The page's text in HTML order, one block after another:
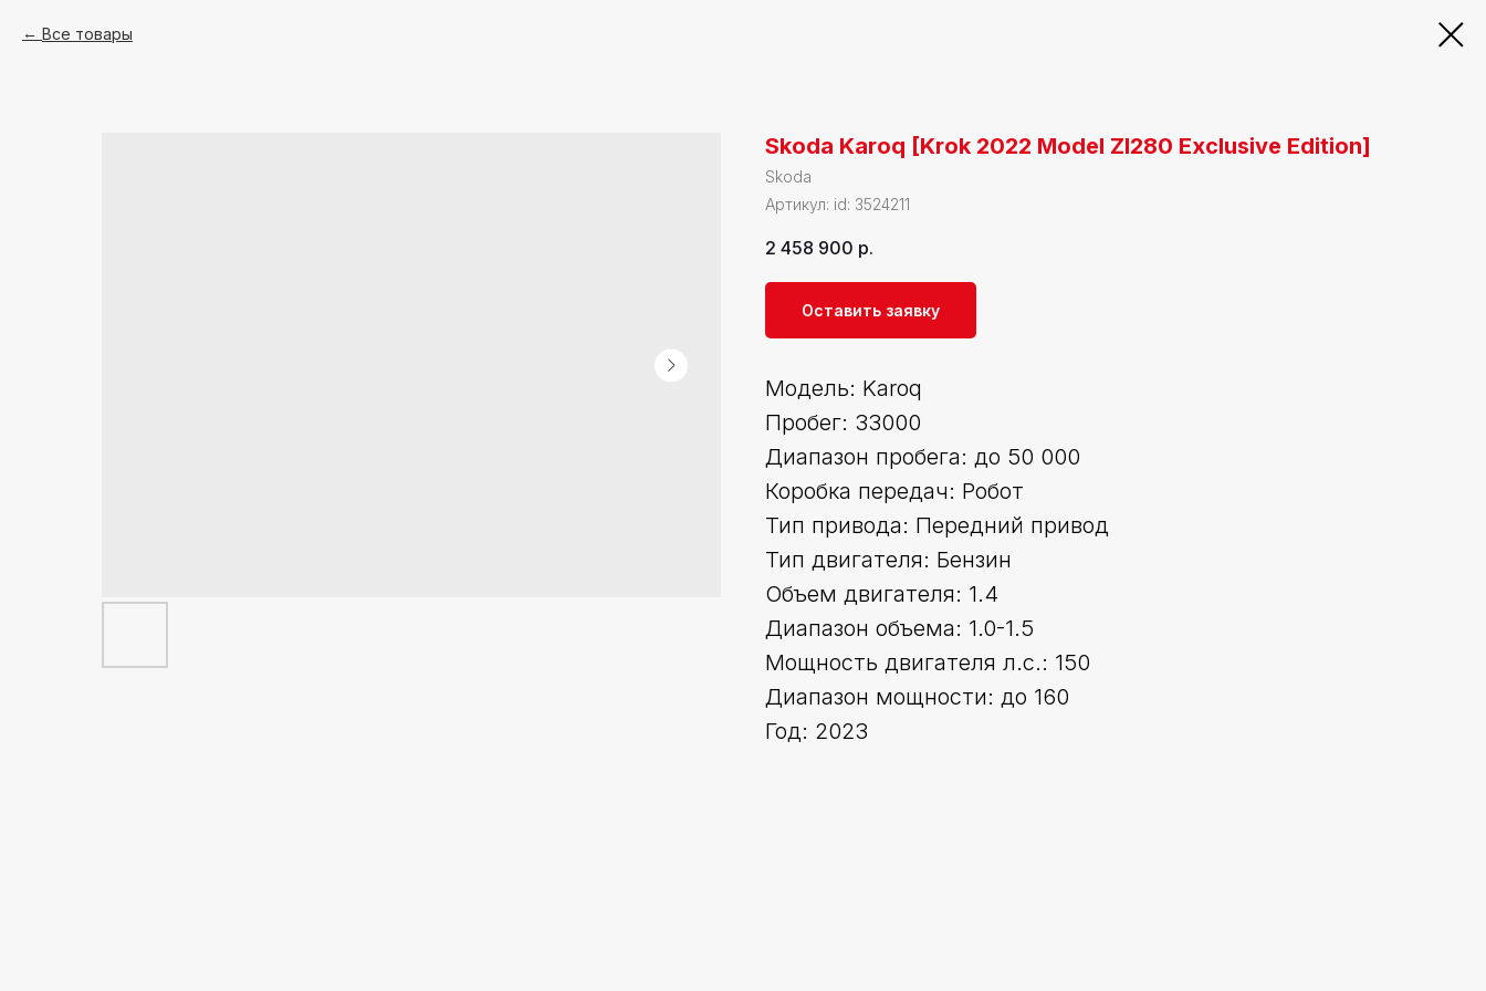
Все товары
Skoda Karoq [Krok 2022 Model ZI280 Exclusive Edition]
Skoda
Артикул: id: 3524211
2 458 900 р.
Оставить заявку
Модель: Karoq
Пробег: 33000
Диапазон пробега: до 50 000
Коробка передач: Робот
Тип привода: Передний привод
Тип двигателя: Бензин
Объем двигателя: 1.4
Диапазон объема: 1.0-1.5
Мощность двигателя л.с.: 150
Диапазон мощности: до 160
Год: 2023